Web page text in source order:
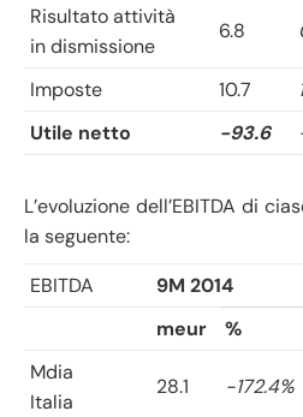
Risultato attività
in dismissione
6.8
Imposte 10.7
Utile netto
-93.6
L’evoluzione dell’EBITDA di
la seguente:
EBITDA
9M 2014
meur
%
Mdia
Italia
28.1 -172.4%